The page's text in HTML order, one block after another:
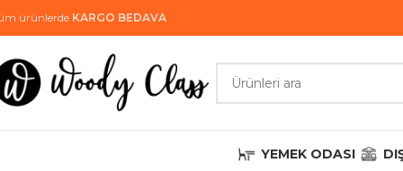
ürünlerde KARGO BEDAVA
YEMEK ODASI